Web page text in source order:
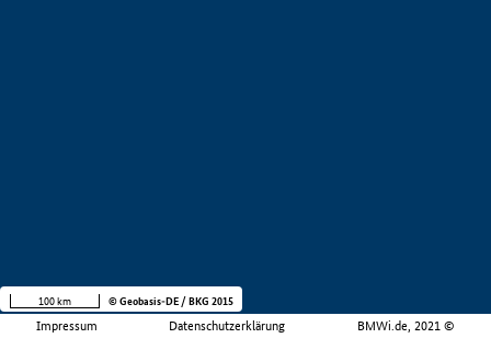
Impressum Datenschutzerklärung BMWi.de, 2021 ©
100 km © Geobasis-DE / BKG 2015